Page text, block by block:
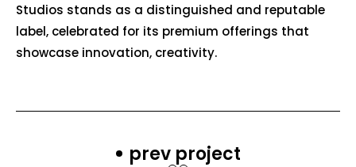
Studios stands as a distinguished and reputable
label, celebrated for its premium offerings that
showcase innovation, creativity.
prev project